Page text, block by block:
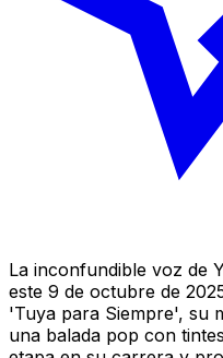
La inconfundible voz de
este 9 de octubre de
'Tuya para Siempre', su
una balada pop con